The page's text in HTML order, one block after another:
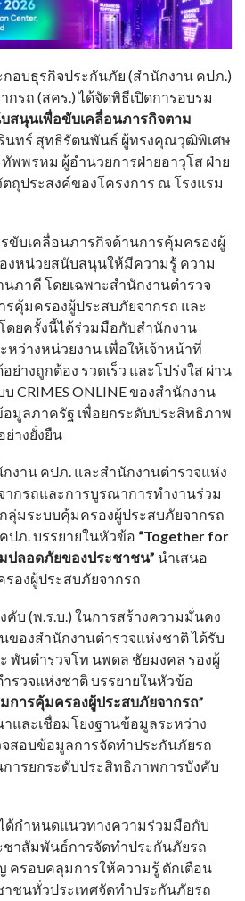
อบธุรกิจประกันภัย (สำนักงาน คปภ.)
รถ (สคร.) ได้จัดพิธีเปิดการอบรม
สนุนเพื่อขับเคลื่อนภารกิจตาม
นทร์ สุทธิรัตนพันธ์ ผู้ทรงคุณวุฒิพิเศษ
พพรหม ผู้อำนวยการฝ่ายอาวุโส ฝ่าย
ถุประสงค์ของโครงการ ณ โรงแรม
ขับเคลื่อนภารกิจด้านการคุ้มครองผู้
งหน่วยสนับสนุนให้มีความรู้ ความ
ภาคี โดยเฉพาะสำนักงานตำรวจ
คุ้มครองผู้ประสบภัยจากรถ และ
ดยครั้งนี้ได้ร่วมมือกับสำนักงาน
ว่างหน่วยงาน เพื่อให้เจ้าหน้าที่
างถูกต้อง รวดเร็ว และโปร่งใส ผ่าน
CRIMES ONLINE ของสำนักงาน
มูลภาครัฐ เพื่อยกระดับประสิทธิภาพ
างยั่งยืน
งาน คปภ. และสำนักงานตำรวจแห่ง
ากรถและการบูรณาการทำงานร่วม
ลุ่มระบบคุ้มครองผู้ประสบภัยจากรถ
ปภ. บรรยายในหัวข้อ “Together for
ปลอดภัยของประชาชน” นำเสนอ
องผู้ประสบภัยจากรถ
บ (พ.ร.บ.) ในการสร้างความมั่นคง
องสำนักงานตำรวจแห่งชาติ ได้รับ
พันตำรวจโท นพดล ชัยมงคล รองผู้
รวจแห่งชาติ บรรยายในหัวข้อ
มการคุ้มครองผู้ประสบภัยจากรถ”
ละเชื่อมโยงฐานข้อมูลระหว่าง
สอบข้อมูลการจัดทำประกันภัยรถ
การยกระดับประสิทธิภาพการบังคับ
ด้กำหนดแนวทางความร่วมมือกับ
ชาสัมพันธ์การจัดทำประกันภัยรถ
ครอบคลุมการให้ความรู้ ตักเตือน
ชนทั่วประเทศจัดทำประกันภัยรถ